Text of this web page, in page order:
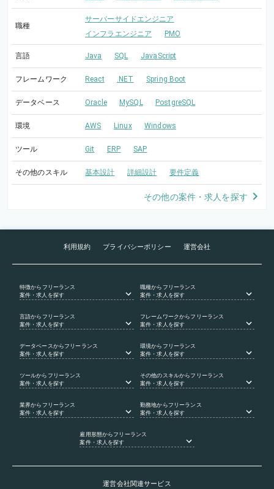
職種
サーバーサイドエンジニア
インフラエンジニア
PMO
言語 Java SQL JavaScript
フレームワーク React .NET Spring Boot
データベース Oracle MySQL PostgreSQL
環境 AWS Linux Windows
ツール Git ERP SAP
その他のスキル 基本設計 詳細設計 要件定義
その他の案件・求人を探す
利用規約 プライバシーポリシー 運営会社
特徴からフリーランス
案件・求人を探す
職種からフリーランス
案件・求人を探す
言語からフリーランス
案件・求人を探す
フレームワークからフリーランス
案件・求人を探す
データベース からフリーランス
案件・求人を探す
環境からフリーランス
案件・求人を探す
ツールからフリーランス
案件・求人を探す
その他のスキルからフリーランス
案件・求人を探す
業界からフリーランス
案件・求人を探す
勤務地からフリーランス
案件・求人を探す
雇用形態からフリーランス
案件・求人を探す
運営会社関連サービス